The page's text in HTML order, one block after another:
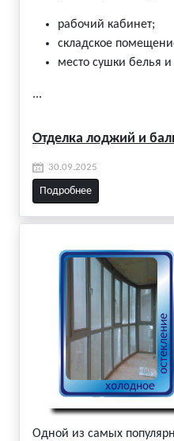
рабочий кабинет;
складское
место сушки белья и
...
Отделка лоджий и
30.09.2025
Подробнее
Одной из самых